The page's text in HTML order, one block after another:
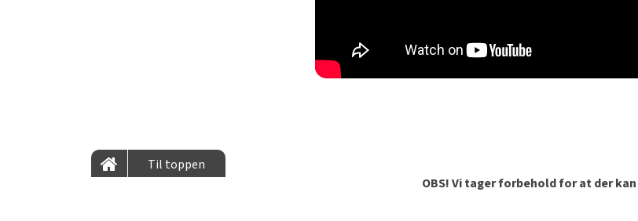
Til toppen
OBS! Vi tager forbehold for at der